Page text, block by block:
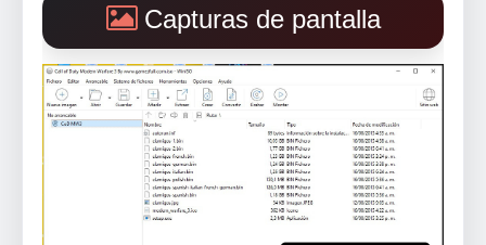
Capturas de pantalla